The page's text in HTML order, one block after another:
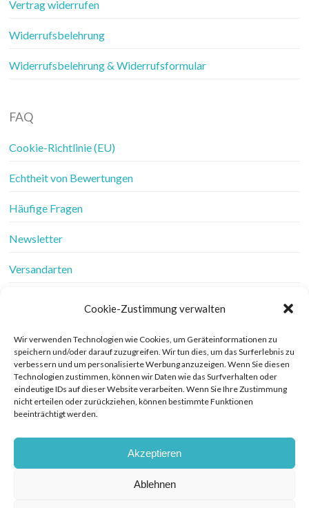
Cookie-Zustimmung verwalten
Wir verwenden Technologien wie Cookies, um Geräteinformationen zu
speichern und/oder darauf zuzugreifen. Wir tun dies, um das Surferlebnis zu
verbessern und um personalisierte Werbung anzuzeigen. Wenn Sie diesen
Technologien zustimmen, können wir Daten wie das Surfverhalten oder
eindeutige IDs auf dieser Website verarbeiten. Wenn Sie Ihre Zustimmung
nicht erteilen oder zurückziehen, können bestimmte Funktionen
beeinträchtigt werden.
Akzeptieren
Ablehnen
Vertrag widerrufen
Widerrufsbelehrung
Widerrufsbelehrung & Widerrufsformular
FAQ
Cookie-Richtlinie (EU)
Echtheit von Bewertungen
Häufige Fragen
Newsletter
Versandarten
Werbung
Widerrufsbelehrung
Zahlungsarten
© COPYRIGHT FRAU FADENSCHEIN 2019. THEME BY BLUCHIC